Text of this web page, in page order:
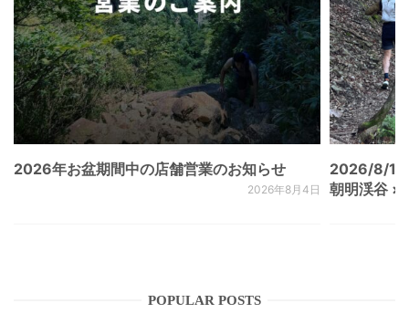
2026年お盆期間中の店舗営業のお知らせ
2026年8月4日
2026/8/
朝明渓谷 ×
POPULAR POSTS